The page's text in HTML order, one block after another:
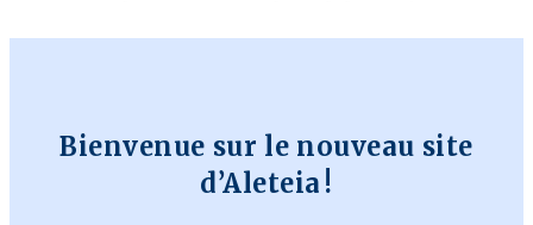
Bienvenue sur le nouveau site
d’Aleteia !